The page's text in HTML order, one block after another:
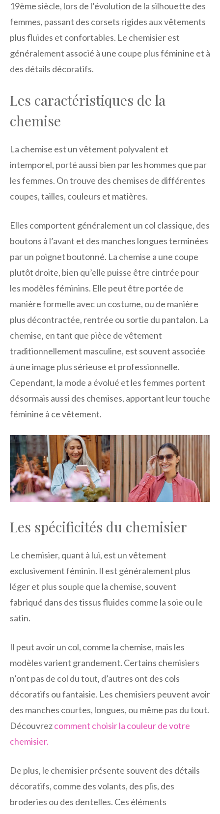
19ème siècle, lors de l’évolution de la silhouette des
femmes, passant des corsets rigides aux vêtements
plus fluides et confortables. Le chemisier est
généralement associé à une coupe plus féminine et à
des détails décoratifs.
Les caractéristiques de la
chemise
La chemise est un vêtement polyvalent et
intemporel, porté aussi bien par les hommes que par
les femmes. On trouve des chemises de différentes
coupes, tailles, couleurs et matières.
Elles comportent généralement un col classique, des
boutons à l’avant et des manches longues terminées
par un poignet boutonné. La chemise a une coupe
plutôt droite, bien qu’elle puisse être cintrée pour
les modèles féminins. Elle peut être portée de
manière formelle avec un costume, ou de manière
plus décontractée, rentrée ou sortie du pantalon. La
chemise, en tant que pièce de vêtement
traditionnellement masculine, est souvent associée
à une image plus sérieuse et professionnelle.
Cependant, la mode a évolué et les femmes portent
désormais aussi des chemises, apportant leur touche
féminine à ce vêtement.
Les spécificités du chemisier
Le chemisier, quant à lui, est un vêtement
exclusivement féminin. Il est généralement plus
léger et plus souple que la chemise, souvent
fabriqué dans des tissus fluides comme la soie ou le
satin.
Il peut avoir un col, comme la chemise, mais les
modèles varient grandement. Certains chemisiers
n’ont pas de col du tout, d’autres ont des cols
décoratifs ou fantaisie. Les chemisiers peuvent avoir
des manches courtes, longues, ou même pas du tout.
Découvrezcomment choisir la couleur de votre
chemisier.
De plus, le chemisier présente souvent des détails
décoratifs, comme des volants, des plis, des
broderies ou des dentelles. Ces éléments